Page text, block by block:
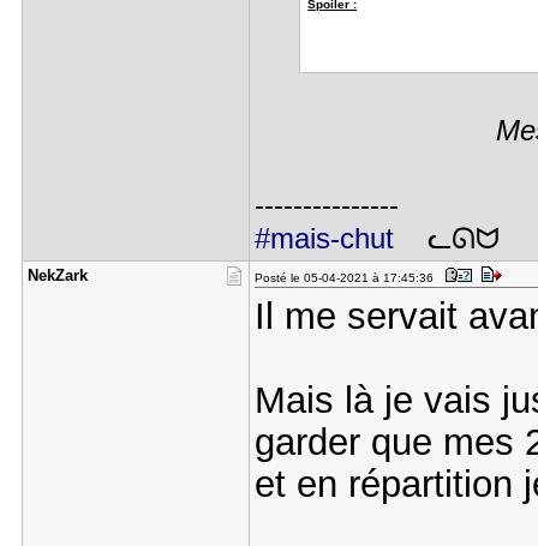
Spoiler :
---------------
#mais-chutᓚᘏᗢ
NekZark Posté le 05-04-2021 à 17:45:36
Il me servait
Mais là je vais
garder que mes
et en répartition